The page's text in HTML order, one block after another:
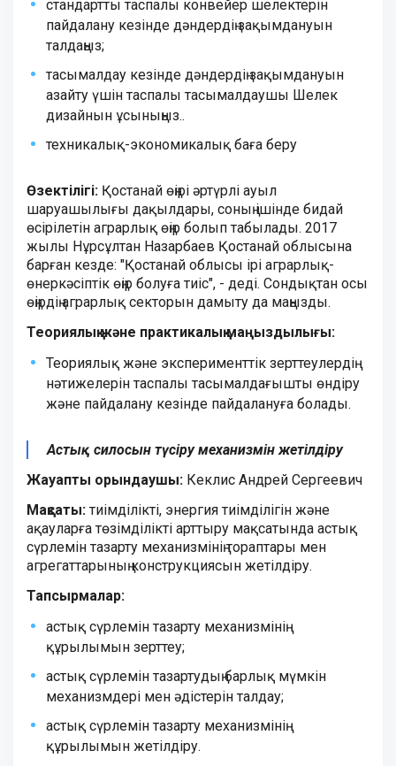
стандартты таспалы конвейер шелектерін
пайдалану кезінде дәндердің зақымдануын
талдаңыз;
тасымалдау кезінде дәндердің зақымдануын
азайту үшін таспалы тасымалдаушы Шелек
дизайнын ұсыныңыз..
техникалық-экономикалық баға беру
Өзектілігі: Қостанай өңірі әртүрлі ауыл
шаруашылығы дақылдары, соның ішінде бидай
өсірілетін аграрлық өңір болып табылады. 2017
жылы Нұрсұлтан Назарбаев Қостанай облысына
барған кезде: "Қостанай облысы ірі аграрлық-
өнеркәсіптік өңір болуға тиіс", - деді. Сондықтан осы
өңірдің аграрлық секторын дамыту да маңызды.
Теориялық және практикалық маңыздылығы:
Теориялық және эксперименттік зерттеулердің
нәтижелерін таспалы тасымалдағышты өндіру
және пайдалану кезінде пайдалануға болады.
Астық силосын түсіру механизмін жетілдіру
Жауапты орындаушы: Кеклис Андрей Сергеевич
Мақсаты: тиімділікті, энергия тиімділігін және
ақауларға төзімділікті арттыру мақсатында астық
сүрлемін тазарту механизмінің тораптары мен
агрегаттарының конструкциясын жетілдіру.
Тапсырмалар:
астық сүрлемін тазарту механизмінің
құрылымын зерттеу;
астық сүрлемін тазартудың барлық мүмкін
механизмдері мен әдістерін талдау;
астық сүрлемін тазарту механизмінің
құрылымын жетілдіру.